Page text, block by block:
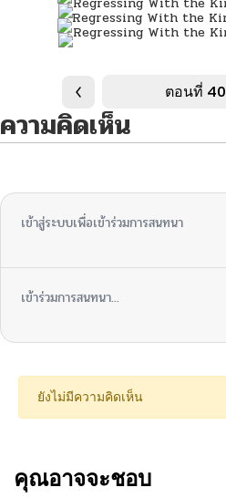
ตอนที่ 40
ความคิดเห็น
เข้าสู่ระบบเพื่อเข้าร่วมการสนทนา
เข้าร่วมการสนทนา...
ยังไม่มีความคิดเห็น
คุณอาจจะชอบ